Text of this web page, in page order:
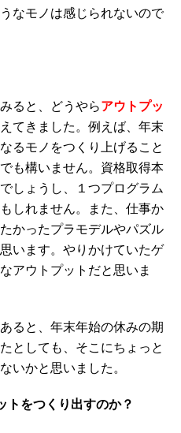
なモノは感じられないので
ると、どうやらアウトプッ
てきました。例えば、年末
るモノをつくり上げること
も構いません。資格取得本
しょうし、１つプログラム
しれません。また、仕事か
かったプラモデルやパズル
います。やりかけていたゲ
アウトプットだと思いま
ると、年末年始の休みの期
としても、そこにちょっと
いかと思いました。
トをつくり出すのか？